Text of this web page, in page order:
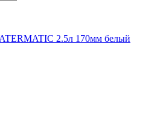
2.5л 170мм белый